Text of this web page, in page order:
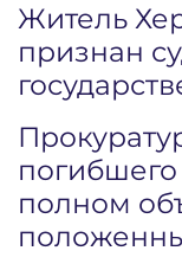
Житель
признан
полном